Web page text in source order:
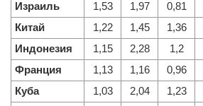
Израиль
1,53 1,97 0,81
Китай
1,22 1,45 1,36
Индонезия
1,15 2,28 1,2
Франция
1,13 1,16 0,96
Куба
1,03 2,04 1,23